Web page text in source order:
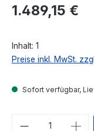
Regulärer Preis:
1.489,15 €
Inhalt: 1
Preise inkl. MwSt.
Sofort verfügbar,
Produkt